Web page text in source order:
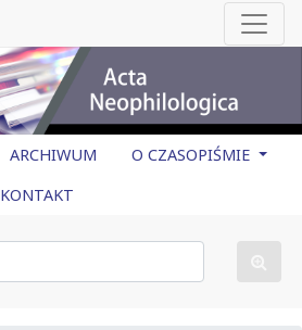
ARCHIWUM
O CZASOPIŚMIE
KONTAKT